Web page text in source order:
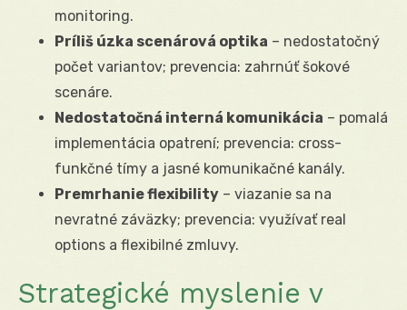
monitoring.
Príliš úzka scenárová optika – nedostatočný
počet variantov; prevencia: zahrnúť šokové
scenáre.
Nedostatočná interná komunikácia – pomalá
implementácia opatrení; prevencia: cross-
funkčné tímy a jasné komunikačné kanály.
Premrhanie flexibility – viazanie sa na
nevratné záväzky; prevencia: využívať real
options a flexibilné zmluvy.
Strategické myslenie v